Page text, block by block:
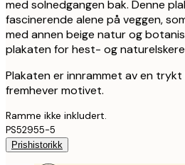
med solnedgangen bak. Denne
fascinerende alene på veggen,
med annen beige natur og
plakaten for hest- og
Plakaten er innrammet av en
fremhever motivet.
Ramme ikke inkludert.
PS52955-5
Prishistorikk